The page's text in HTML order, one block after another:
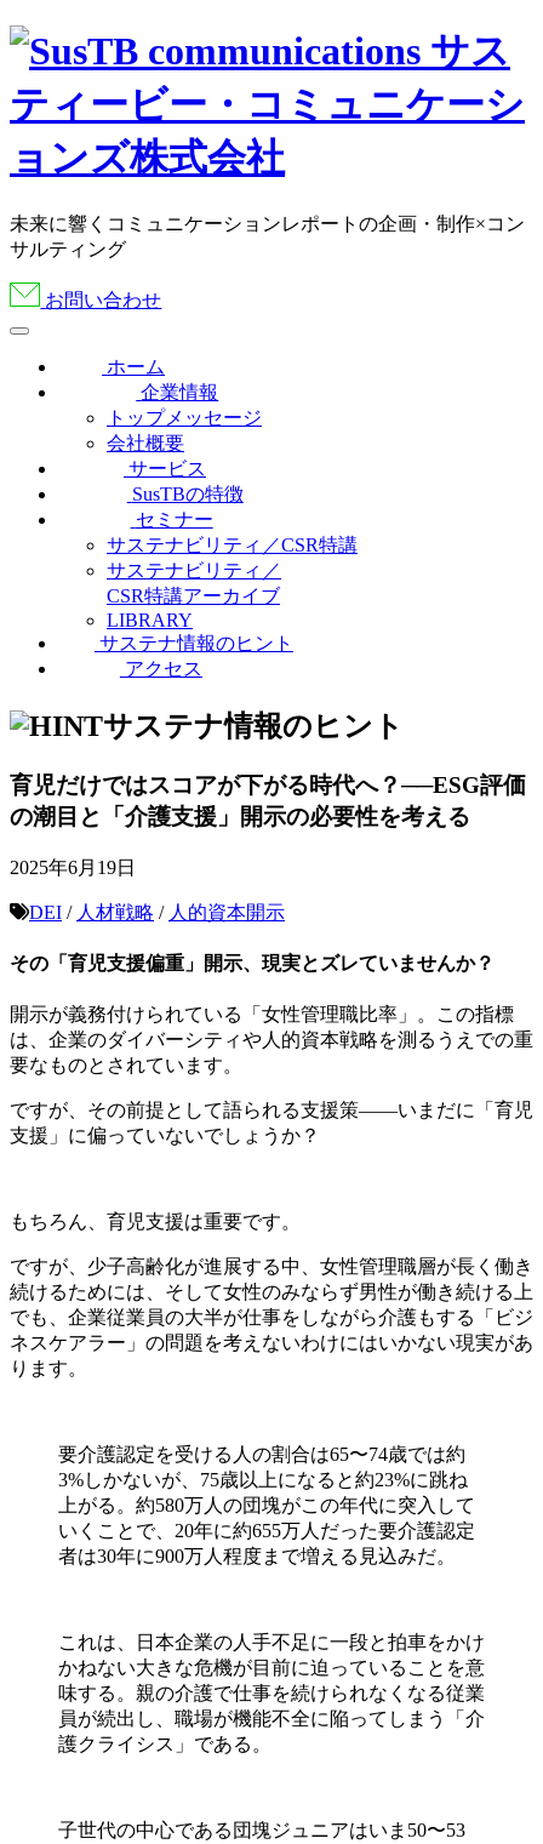
未来に響くコミュニケーションレポートの企画・制作×コン
サルティング
お問い合わせ
ホーム
企業情報
トップメッセージ
会社概要
サービス
SusTBの特徴
セミナー
サステナビリティ／CSR特講
サステナビリティ／
CSR特講アーカイブ
LIBRARY
サステナ情報のヒント
アクセス
サステナ情報のヒント
育児だけではスコアが下がる時代へ？──ESG評価
の潮目と「介護支援」開示の必要性を考える
2025年6月19日
DEI / 人材戦略 / 人的資本開示
その「育児支援偏重」開示、現実とズレていませんか？
開示が義務付けられている「女性管理職比率」。この指標
は、企業のダイバーシティや人的資本戦略を測るうえでの重
要なものとされています。
ですが、その前提として語られる支援策――いまだに「育児
支援」に偏っていないでしょうか？
もちろん、育児支援は重要です。
ですが、少子高齢化が進展する中、女性管理職層が長く働き
続けるためには、そして女性のみならず男性が働き続ける上
でも、企業従業員の大半が仕事をしながら介護もする「ビジ
ネスケアラー」の問題を考えないわけにはいかない現実があ
ります。
要介護認定を受ける人の割合は65〜74歳では約
3%しかないが、75歳以上になると約23%に跳ね
上がる。約580万人の団塊がこの年代に突入して
いくことで、20年に約655万人だった要介護認定
者は30年に900万人程度まで増える見込みだ。
これは、日本企業の人手不足に一段と拍車をかけ
かねない大きな危機が目前に迫っていることを意
味する。親の介護で仕事を続けられなくなる従業
員が続出し、職場が機能不全に陥ってしまう「介
護クライシス」である。
子世代の中心である団塊ジュニアはいま50〜53